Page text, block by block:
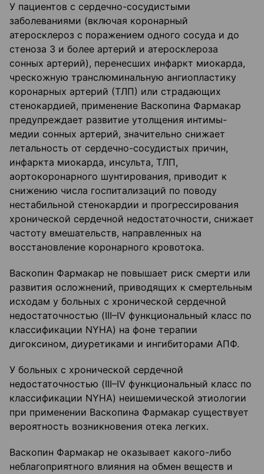
У пациентов с сердечно-сосудистыми
заболеваниями (включая коронарный
атеросклероз с поражением одного сосуда и до
стеноза 3 и более артерий и атеросклероза
сонных артерий), перенесших инфаркт миокарда,
чрескожную транслюминальную ангиопластику
коронарных артерий (ТЛП) или страдающих
стенокардией, применение Васкопина Фармакар
предупреждает развитие утолщения интимы-
медии сонных артерий, значительно снижает
летальность от сердечно-сосудистых причин,
инфаркта миокарда, инсульта, ТЛП,
аортокоронарного шунтирования, приводит к
снижению числа госпитализаций по поводу
нестабильной стенокардии и прогрессирования
хронической сердечной недостаточности, снижает
частоту вмешательств, направленных на
восстановление коронарного кровотока.
Васкопин Фармакар не повышает риск смерти или
развития осложнений, приводящих к смертельным
исходам у больных с хронической сердечной
недостаточностью (III–IV функциональный класс по
классификации NYHA) на фоне терапии
дигоксином, диуретиками и ингибиторами АПФ.
У больных с хронической сердечной
недостаточностью (III–IV функциональный класс по
классификации NYHA) неишемической этиологии
при применении Васкопина Фармакар существует
вероятность возникновения отека легких.
Васкопин Фармакар не оказывает какого-либо
неблагоприятного влияния на обмен веществ и